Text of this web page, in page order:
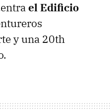
el Edificio
y una 20th